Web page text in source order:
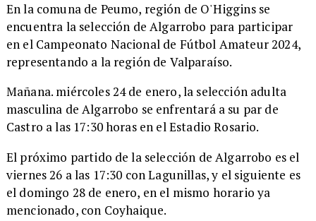
​En la comuna de Peumo, región de O'Higgins se
encuentra la selección de Algarrobo para participar
en el Campeonato Nacional de Fútbol Amateur 2024,
representando a la región de Valparaíso.
Mañana. miércoles 24 de enero, la selección adulta
masculina de Algarrobo se enfrentará a su par de
Castro a las 17:30 horas en el Estadio Rosario.
El próximo partido de la selección de Algarrobo es el
viernes 26 a las 17:30 con Lagunillas, y el siguiente es
el domingo 28 de enero, en el mismo horario ya
mencionado, con Coyhaique.